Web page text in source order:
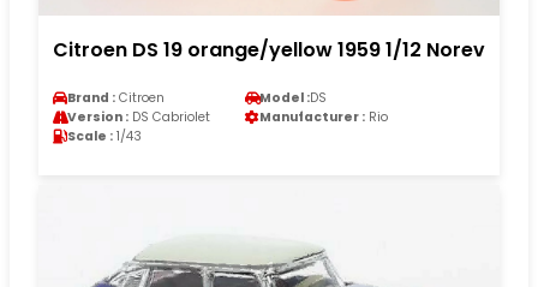
Citroen DS 19 orange/yellow 1959 1/12 Norev
Brand : Citroen Model :DS
Version : DS Cabriolet Manufacturer : Rio
Scale : 1/43